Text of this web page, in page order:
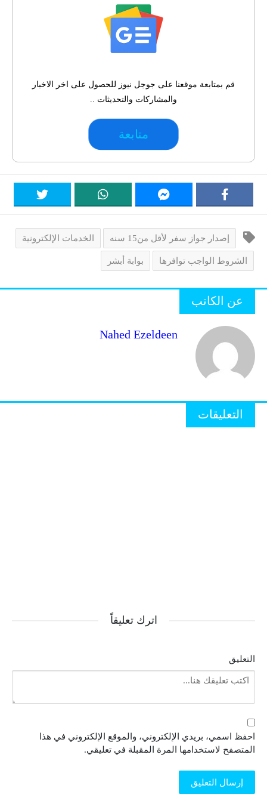
قم بمتابعة موقعنا على جوجل نيوز للحصول على اخر الاخبار
والمشاركات والتحديثات ..
متابعة
إصدار جواز سفر لأقل من15 سنه الخدمات الإلكترونية
الشروط الواجب توافرها بوابة أبشر
عن الكاتب
Nahed Ezeldeen
التعليقات
اترك تعليقاً
التعليق
احفظ اسمي، بريدي الإلكتروني، والموقع الإلكتروني في هذا
المتصفح لاستخدامها المرة المقبلة في تعليقي.